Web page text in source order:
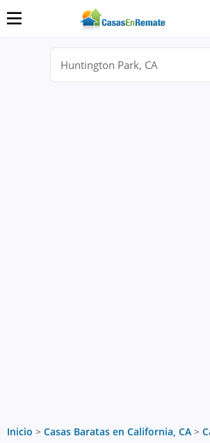
Inicio > Casas Baratas en California, CA >